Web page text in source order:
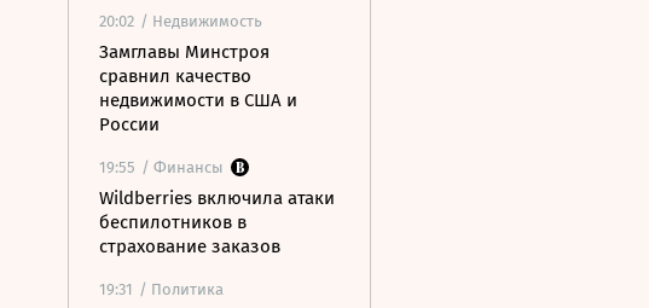
20:02 / Недвижимость
Замглавы Минстроя
сравнил качество
недвижимости в США и
России
19:55 / Финансы
Wildberries включила атаки
беспилотников в
страхование заказов
19:31 / Политика